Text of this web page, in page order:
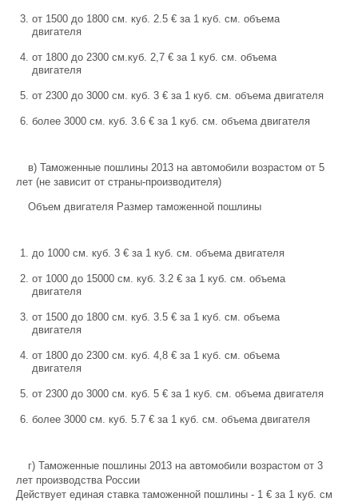
от 1500 до 1800 см. куб. 2.5 € за 1 куб. см. объема
двигателя
от 1800 до 2300 см.куб. 2,7 € за 1 куб. см. объема
двигателя
от 2300 до 3000 см. куб. 3 € за 1 куб. см. объема двигателя
более 3000 см. куб. 3.6 € за 1 куб. см. объема двигателя
в) Таможенные пошлины 2013 на автомобили возрастом от 5
лет (не зависит от страны-производителя)
Объем двигателя Размер таможенной пошлины
до 1000 см. куб. 3 € за 1 куб. см. объема двигателя
от 1000 до 15000 см. куб. 3.2 € за 1 куб. см. объема
двигателя
от 1500 до 1800 см. куб. 3.5 € за 1 куб. см. объема
двигателя
от 1800 до 2300 см. куб. 4,8 € за 1 куб. см. объема
двигателя
от 2300 до 3000 см. куб. 5 € за 1 куб. см. объема двигателя
более 3000 см. куб. 5.7 € за 1 куб. см. объема двигателя
г) Таможенные пошлины 2013 на автомобили возрастом от 3
лет производства России
Действует единая ставка таможенной пошлины - 1 € за 1 куб. см